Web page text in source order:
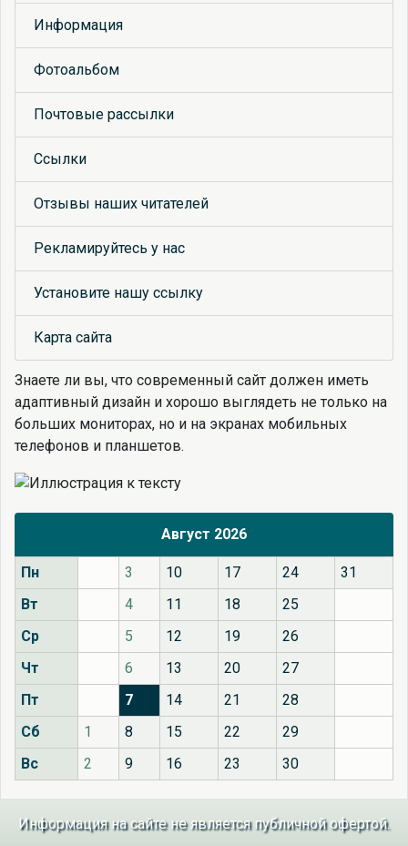
Информация
Фотоальбом
Почтовые рассылки
Ссылки
Отзывы наших читателей
Рекламируйтесь у нас
Установите нашу ссылку
Карта сайта
Знаете ли вы, что современный сайт должен иметь
адаптивный дизайн и хорошо выглядеть не только на
больших мониторах, но и на экранах мобильных
телефонов и планшетов.
Август 2026
Пн 3 10 17 24
31
Вт
4 11 18
25
Ср
5 12 19
26
Чт
6 13 20
27
Пт
7 14 21
28
Сб
1 8 15 22
29
Вс
2 9 16 23 30
Информация на сайте не является публичной офертой.